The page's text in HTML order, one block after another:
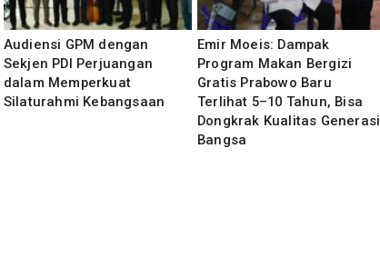
Audiensi GPM dengan
Sekjen PDI Perjuangan
dalam Memperkuat
Silaturahmi Kebangsaan
Emir Moeis: Dampak
Program Makan Bergizi
Gratis Prabowo Baru
Terlihat 5–10 Tahun, Bisa
Dongkrak Kualitas Generasi
Bangsa